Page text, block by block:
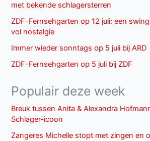
met bekende schlagersterren
ZDF-Fernsehgarten op 12 juli: een
vol nostalgie
Immer wieder sonntags op 5 juli bij ARD
ZDF-Fernsehgarten op 5 juli bij ZDF
Populair deze week
Breuk tussen Anita & Alexandra
Schlager-icoon
Zangeres Michelle stopt met zingen en